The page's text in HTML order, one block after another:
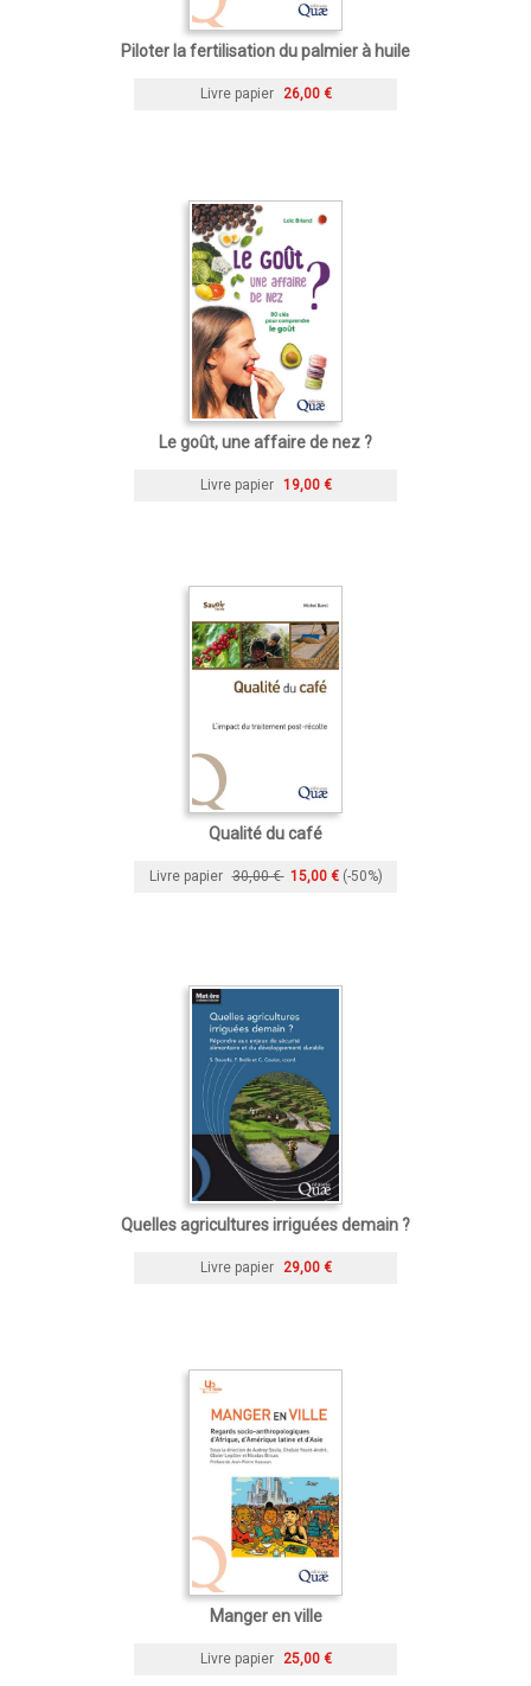
Piloter la fertilisation du palmier à huile
Livre papier 26,00 €
Le goût, une affaire de nez ?
Livre papier 19,00 €
Qualité du café
Livre papier 30,00 € 15,00 € (-50%)
Quelles agricultures irriguées demain ?
Livre papier 29,00 €
Manger en ville
Livre papier 25,00 €